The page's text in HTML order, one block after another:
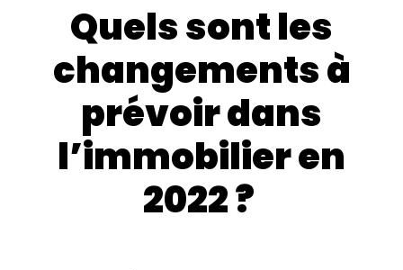
Quels sont les
changements à
prévoir dans
l’immobilier en
2022 ?